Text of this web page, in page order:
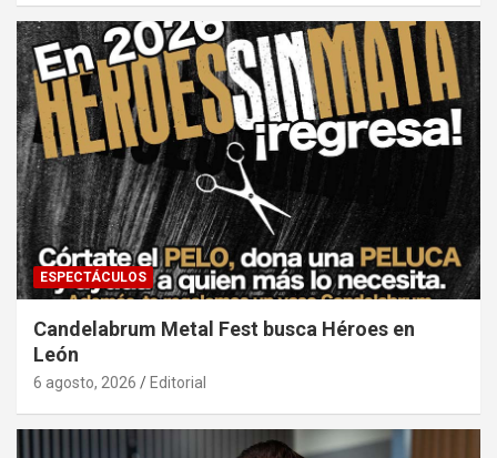
ESPECTÁCULOS
Candelabrum Metal Fest busca Héroes en
León
6 agosto, 2026 Editorial